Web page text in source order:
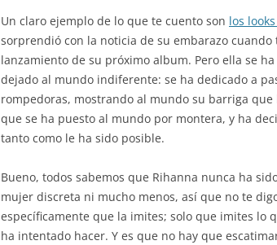
Un claro ejemplo de lo que te cuento son los
sorprendió con la noticia de su embarazo
lanzamiento de su próximo album. Pero ella se
dejado al mundo indiferente: se ha dedicado a
rompedoras, mostrando al mundo su barriga que
que se ha puesto al mundo por montera, y ha
tanto como le ha sido posible.
Bueno, todos sabemos que Rihanna nunca ha
mujer discreta ni mucho menos, así que no te
específicamente que la imites; solo que imites lo
ha intentado hacer. Y es que no hay que